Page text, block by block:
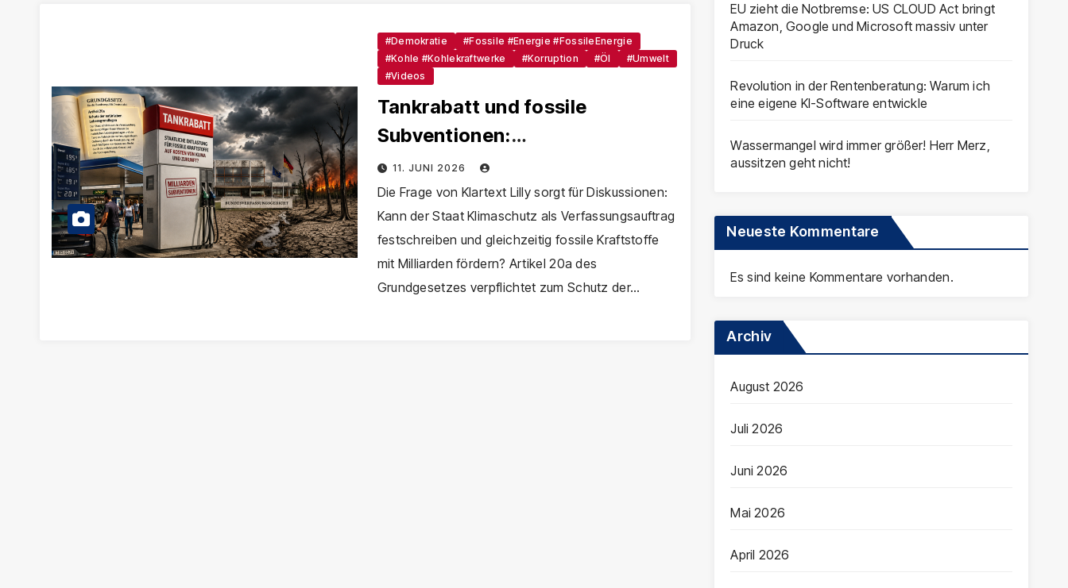
#Demokratie
#Fossile #Energie #FossileEnergie
#Kohle #Kohlekraftwerke
#Korruption #Öl
#Umwelt
#Videos
Tankrabatt und fossile
Subventionen:
Verfassungswidrig?
11. JUNI 2026
Die Frage von Klartext Lilly sorgt für Diskussionen:
Kann der Staat Klimaschutz als Verfassungsauftrag
festschreiben und gleichzeitig fossile Kraftstoffe
mit Milliarden fördern? Artikel 20a des
Grundgesetzes verpflichtet zum Schutz der…
EU zieht die Notbremse: US CLOUD Act bringt
Amazon, Google und Microsoft massiv unter
Druck
Revolution in der Rentenberatung: Warum ich
eine eigene KI-Software entwickle
Wassermangel wird immer größer! Herr Merz,
aussitzen geht nicht!
Neueste Kommentare
Es sind keine Kommentare vorhanden.
Archiv
August 2026
Juli 2026
Juni 2026
Mai 2026
April 2026